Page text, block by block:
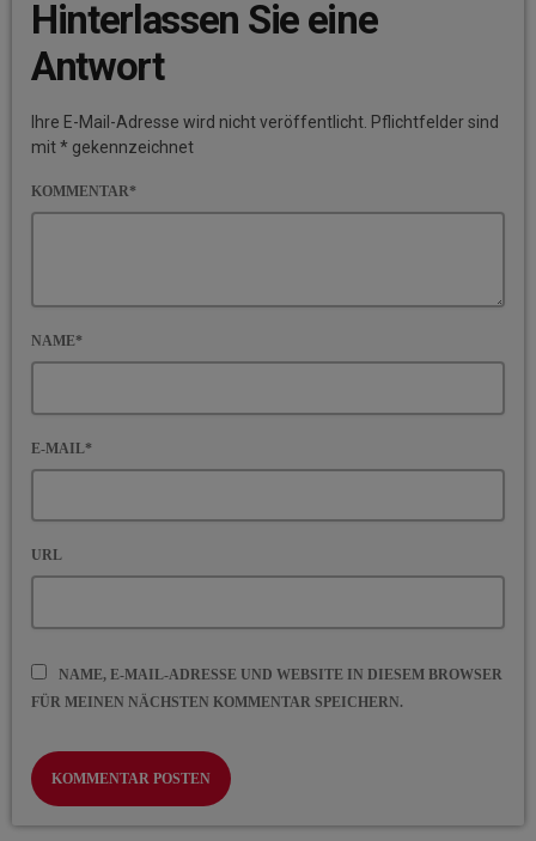
Hinterlassen Sie eine
Antwort
Ihre E-Mail-Adresse wird nicht veröffentlicht. Pflichtfelder sind
mit * gekennzeichnet
KOMMENTAR*
NAME*
E-MAIL*
URL
NAME, E-MAIL-ADRESSE UND WEBSITE IN DIESEM BROWSER
FÜR MEINEN NÄCHSTEN KOMMENTAR SPEICHERN.